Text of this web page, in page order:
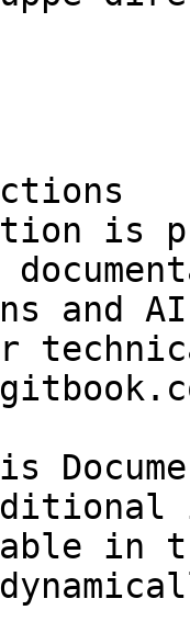
is
and
in